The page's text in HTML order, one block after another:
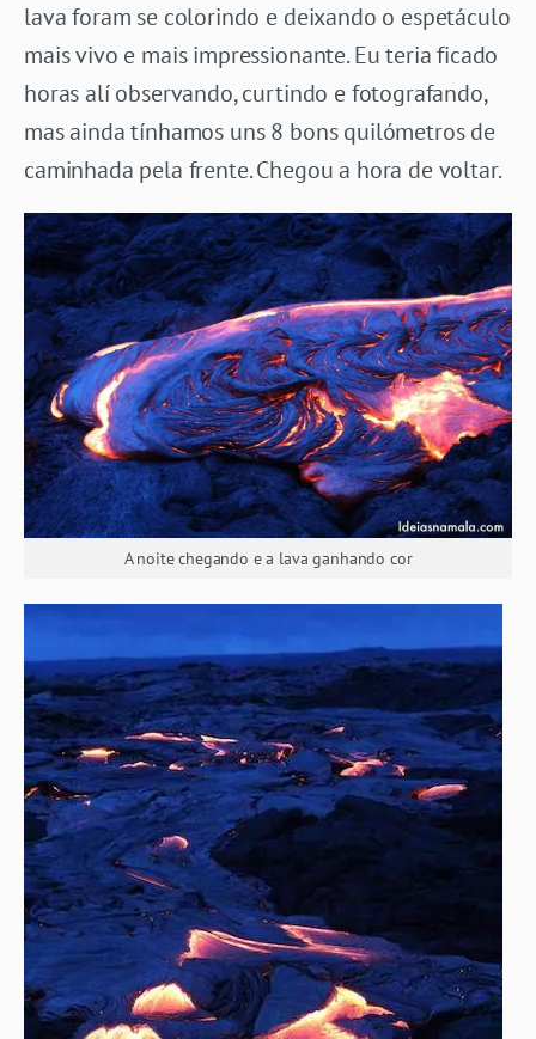
lava foram se colorindo e deixando o espetáculo
mais vivo e mais impressionante. Eu teria ficado
horas alí observando, curtindo e fotografando,
mas ainda tínhamos uns 8 bons quilómetros de
caminhada pela frente. Chegou a hora de voltar.
A noite chegando e a lava ganhando cor